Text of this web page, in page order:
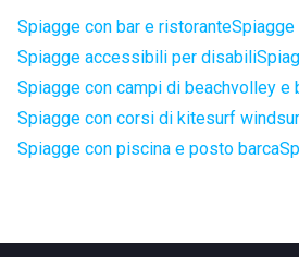
Spiagge con bar e ristorante
Spiagge accessibili per disabili
Spiagge con campi di beachvolley e
Spiagge con corsi di kitesurf
Spiagge con piscina e posto barca